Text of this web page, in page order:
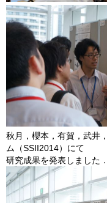
秋月，櫻本，有賀，武井
ム（SSII2014）にて
研究成果を発表しました．